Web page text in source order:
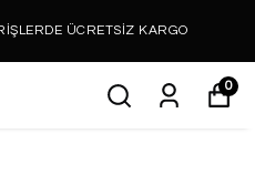
ÜCRETSİZ KARGO
0